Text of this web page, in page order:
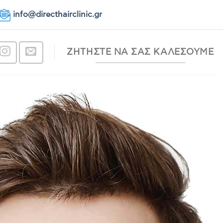
info@directhairclinic.gr
ΖΗΤΗΣΤΕ ΝΑ ΣΑΣ ΚΑΛΕΣΟΥΜΕ